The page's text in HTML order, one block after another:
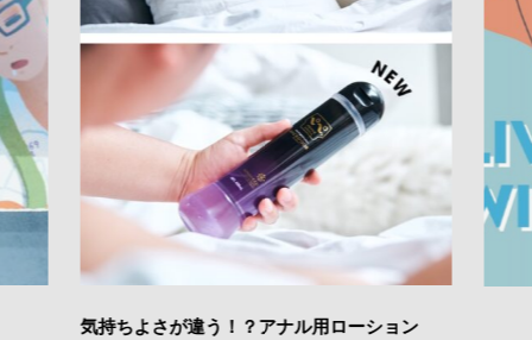
気持ちよさが違う！？アナル用ローション